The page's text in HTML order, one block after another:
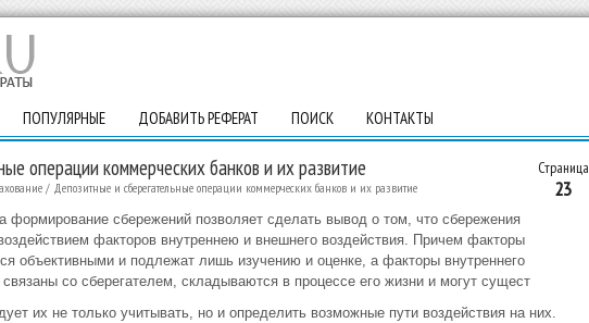
ПОПУЛЯРНЫЕ ДОБАВИТЬ РЕФЕРАТ ПОИСК КОНТАКТЫ
Страница
23
операции коммерческих банков и их развитие
/ Депозитные и сберегательные операции коммерческих банков и их развитие
сбережений позволяет сделать вывод о том, что сбережения
факторов внутреннею и внешнего воздействия. Причем факторы
объективными и подлежат лишь изучению и оценке, а факторы внутреннего
связаны со сберегателем, складываются в процессе его жизни и могут сущест
их не только учитывать, но и определить возможные пути воздействия на них.